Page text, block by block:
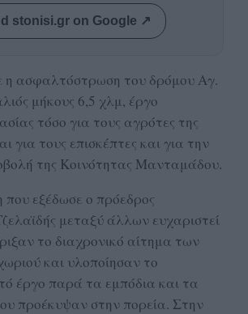
stonisi.gr on Google ↗
η ασφαλτόστρωση του δρόμου Αγ.
μήκους 6,5 χλμ, έργο
τόσο για τους αγρότες της
για τους επισκέπτες και για την
της Κοινότητας Μανταμάδου.
εξέδωσε ο πρόεδρος
μεταξύ άλλων ευχαριστεί
το διαχρονικό αίτημα των
και υλοποίησαν το
έργο παρά τα εμπόδια και τα
προέκυψαν στην πορεία. Στην